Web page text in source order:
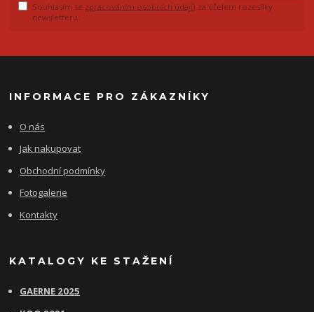
Souhlasím se zpracováním osobních údajů za účelem rozesílky
newsletteru.
INFORMACE PRO ZÁKAZNÍKY
O nás
Jak nakupovat
Obchodní podmínky
Fotogalerie
Kontakty
KATALOGY KE STAŽENÍ
GAERNE 2025